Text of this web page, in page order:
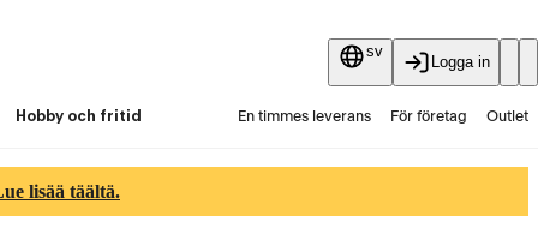
sv
Logga in
Hobby och fritid En timmes leverans För företag Outlet
lisää täältä.